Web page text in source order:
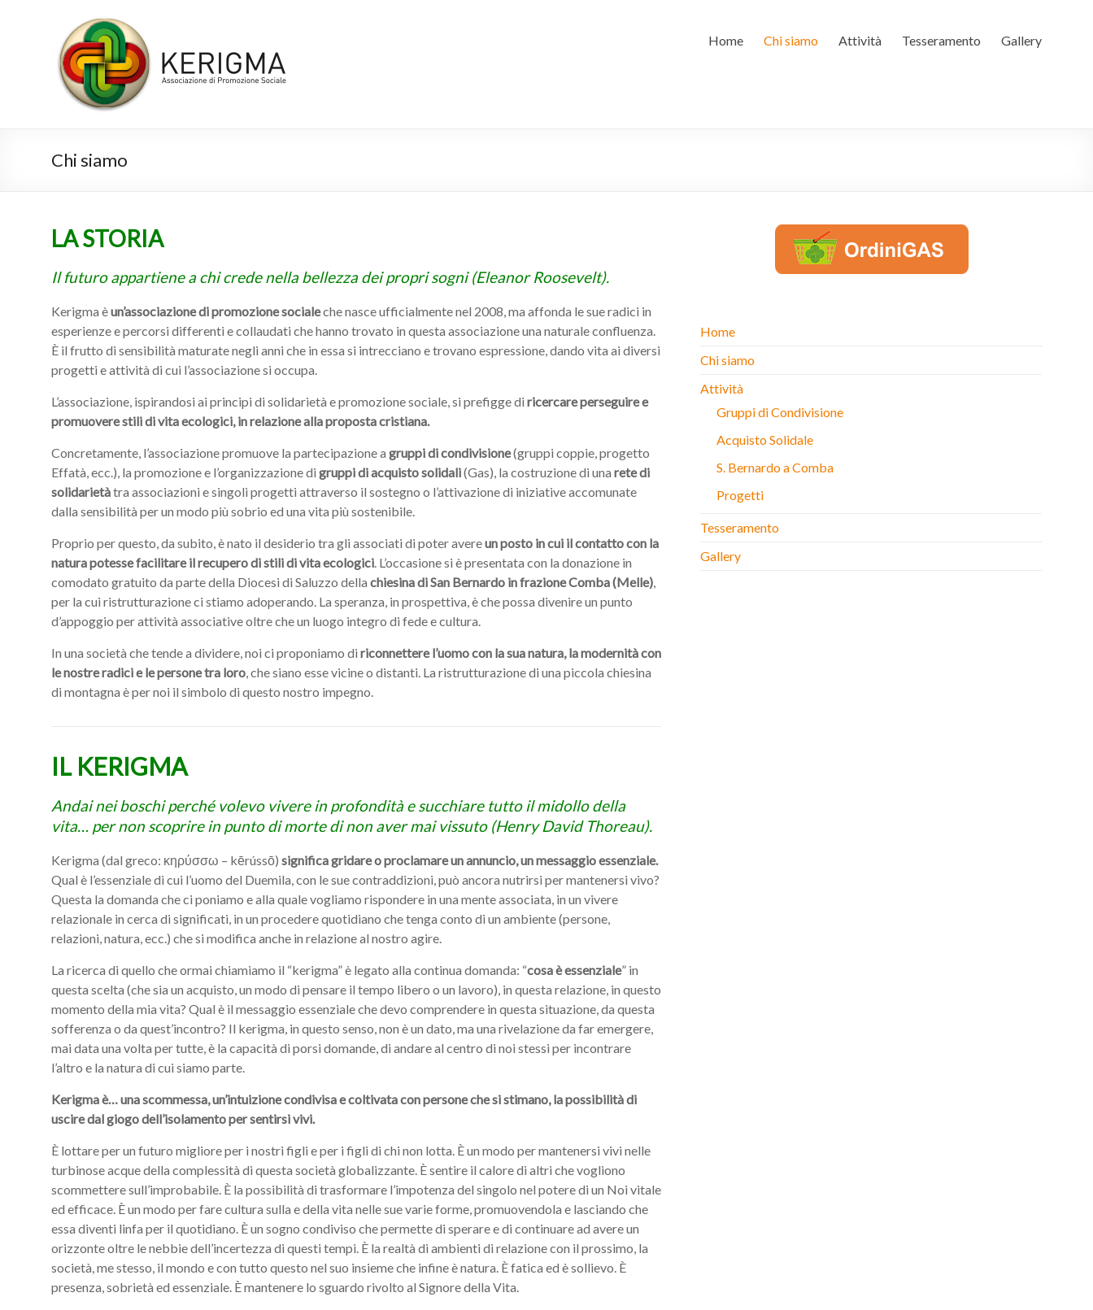
Home Chi siamo Attività Tesseramento Gallery
Chi siamo
LA STORIA
Il futuro appartiene a chi crede nella bellezza dei propri sogni (Eleanor Roosevelt).
Kerigma èun’associazione di promozione socialeche nasce ufficialmente nel 2008, ma affonda le sue radici in
esperienze e percorsi differenti e collaudati che hanno trovato in questa associazione una naturale confluenza.
È il frutto di sensibilità maturate negli anni che in essa si intrecciano e trovano espressione, dando vita ai diversi
progetti e attività di cui l’associazione si occupa.
L’associazione, ispirandosi ai principi di solidarietà e promozione sociale, si prefigge di ricercare perseguire e
promuovere stili di vita ecologici, in relazione alla proposta cristiana.
Concretamente, l’associazione promuove la partecipazione a gruppi di condivisione(gruppi coppie, progetto
Effatà, ecc.), la promozione e l’organizzazione di gruppi di acquisto solidali(Gas), la costruzione di una rete di
solidarietàtra associazioni e singoli progetti attraverso il sostegno o l’attivazione di iniziative accomunate
dalla sensibilità per un modo più sobrio ed una vita più sostenibile.
Proprio per questo, da subito, è nato il desiderio tra gli associati di poter avereun posto in cui il contatto con la
natura potesse facilitare il recupero di stili di vita ecologici. L’occasione si è presentata con la donazione in
comodato gratuito da parte della Diocesi di Saluzzo della chiesina di San Bernardo in frazione Comba (Melle),
per la cui ristrutturazione ci stiamo adoperando. La speranza, in prospettiva, è che possa divenire un punto
d’appoggio per attività associative oltre che un luogo integro di fede e cultura.
In una società che tende a dividere, noi ci proponiamo di riconnettere l’uomo con la sua natura, la modernità con
le nostre radici e le persone tra loro, che siano esse vicine o distanti. La ristrutturazione di una piccola chiesina
di montagna è per noi il simbolo di questo nostro impegno.
IL KERIGMA
Andai nei boschi perché volevo vivere in profondità e succhiare tutto il midollo della
vita… per non scoprire in punto di morte di non aver mai vissuto (Henry David Thoreau).
Kerigma (dal greco: κηρύσσω – kērússō) significa gridare o proclamare un annuncio, un messaggio essenziale.
Qual è l’essenziale di cui l’uomo del Duemila, con le sue contraddizioni, può ancora nutrirsi per mantenersi vivo?
Questa la domanda che ci poniamo e alla quale vogliamo rispondere in una mente associata, in un vivere
relazionale in cerca di significati, in un procedere quotidiano che tenga conto di un ambiente (persone,
relazioni, natura, ecc.) che si modifica anche in relazione al nostro agire.
La ricerca di quello che ormai chiamiamo il “kerigma” è legato alla continua domanda: “cosa è essenziale” in
questa scelta (che sia un acquisto, un modo di pensare il tempo libero o un lavoro), in questa relazione, in questo
momento della mia vita? Qual è il messaggio essenziale che devo comprendere in questa situazione, da questa
sofferenza o da quest’incontro? Il kerigma, in questo senso, non è un dato, ma una rivelazione da far emergere,
mai data una volta per tutte, è la capacità di porsi domande, di andare al centro di noi stessi per incontrare
l’altro e la natura di cui siamo parte.
Kerigma è… una scommessa, un’intuizione condivisa e coltivata con persone che si stimano, la possibilità di
uscire dal giogo dell’isolamento per sentirsi vivi.
È lottare per un futuro migliore per i nostri figli e per i figli di chi non lotta. È un modo per mantenersi vivi nelle
turbinose acque della complessità di questa società globalizzante. È sentire il calore di altri che vogliono
scommettere sull’improbabile. È la possibilità di trasformare l’impotenza del singolo nel potere di un Noi vitale
ed efficace. È un modo per fare cultura sulla e della vita nelle sue varie forme, promuovendola e lasciando che
essa diventi linfa per il quotidiano. È un sogno condiviso che permette di sperare e di continuare ad avere un
orizzonte oltre le nebbie dell’incertezza di questi tempi. È la realtà di ambienti di relazione con il prossimo, la
società, me stesso, il mondo e con tutto questo nel suo insieme che infine è natura. È fatica ed è sollievo. È
presenza, sobrietà ed essenziale. È mantenere lo sguardo rivolto al Signore della Vita.
Home
Chi siamo
Attività
Gruppi di Condivisione
Acquisto Solidale
S. Bernardo a Comba
Progetti
Tesseramento
Gallery